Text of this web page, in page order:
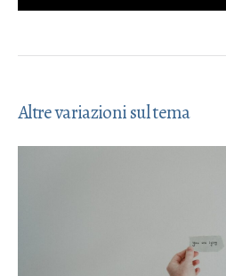
Altre variazioni sul tema